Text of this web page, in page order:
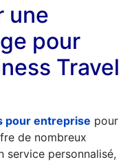
une
pour
Travel
pour entreprise pour
de nombreux
service personnalisé,